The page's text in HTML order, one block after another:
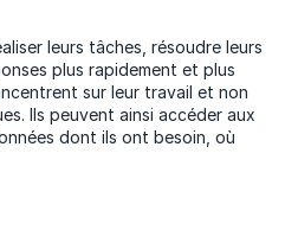
leurs tâches, résoudre leurs
plus rapidement et plus
sur leur travail et non
Ils peuvent ainsi accéder aux
dont ils ont besoin, où